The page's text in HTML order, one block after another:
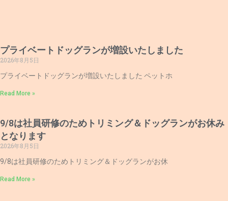
プライベートドッグランが増設いたしました
2026年8月5日
プライベートドッグランが増設いたしました ペットホ
Read More »
9/8は社員研修のためトリミング＆ドッグランがお休み
となります
2026年8月5日
9/8は社員研修のためトリミング＆ドッグランがお休
Read More »